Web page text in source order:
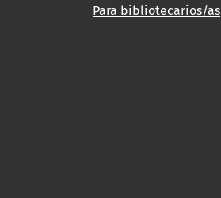
Para bibliotecarios/as